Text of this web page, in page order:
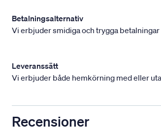
Betalningsalternativ
Vi erbjuder smidiga och trygga
Leveranssätt
Vi erbjuder både hemkörning med eller
Recensioner